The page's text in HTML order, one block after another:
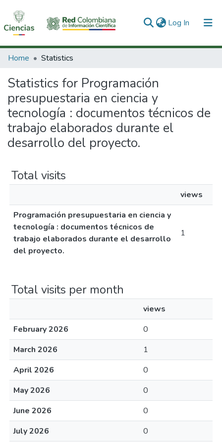
Log In (current)
Communities & Collections
All of DSpace
Home Statistics
Statistics for Programación
presupuestaria en ciencia y
tecnología : documentos técnicos de
trabajo elaborados durante el
desarrollo del proyecto.
Total visits
views
Programación presupuestaria en ciencia y
tecnología : documentos técnicos de
trabajo elaborados durante el desarrollo
del proyecto.
1
Total visits per month
views
February 2026
0
March 2026
1
April 2026
0
May 2026
0
June 2026
0
July 2026
0